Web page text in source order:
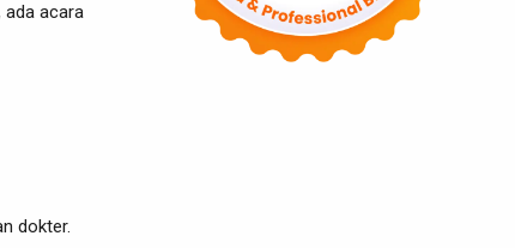
ada acara
dokter.